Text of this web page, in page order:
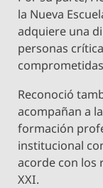
la Nueva
adquiere una
personas
Reconoció
acompañan a
formación
institucional
acorde con los
XXI.